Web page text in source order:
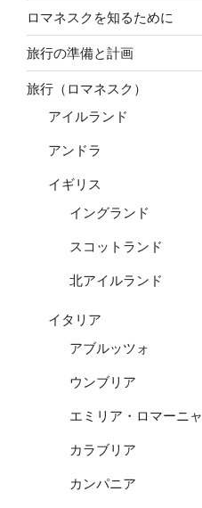
ロマネスクを知るために
旅行の準備と計画
旅行（ロマネスク）
アイルランド
アンドラ
イギリス
イングランド
スコットランド
北アイルランド
イタリア
アブルッツォ
ウンブリア
エミリア・ロマーニャ
カラブリア
カンパニア